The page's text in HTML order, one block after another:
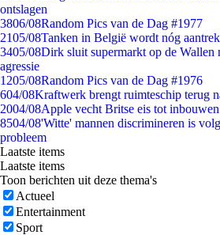
ontslagen
3806/08Random Pics van de Dag #1977
2105/08Tanken in België wordt nóg
3405/08Dirk sluit supermarkt op de Wallen
agressie
1205/08Random Pics van de Dag #1976
604/08Kraftwerk brengt ruimteschip terug
2004/08Apple vecht Britse eis tot
8504/08'Witte' mannen discrimineren is
probleem
Laatste items
Laatste items
Toon berichten uit deze thema's
Actueel
Entertainment
Sport